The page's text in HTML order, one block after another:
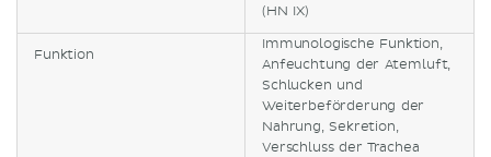
(HN IX)
Funktion
Immunologische Funktion,
Anfeuchtung der Atemluft,
Schlucken und
Weiterbeförderung der
Nahrung, Sekretion,
Verschluss der Trachea